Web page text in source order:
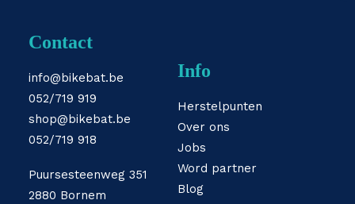
Contact
info@bikebat.be
052/719 919
shop@bikebat.be
052/719 918
Puursesteenweg 351
2880 Bornem
Info
Herstelpunten
Over ons
Jobs
Word partner
Blog